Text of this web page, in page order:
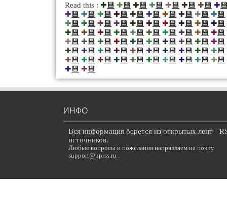
Read this : ✚💾 ✚💾 ✚💾 ✚💾 ✚💾 ✚💾 ✚💾 ✚
✚💾 ✚💾 ✚💾 ✚💾 ✚💾 ✚💾 ✚💾 ✚💾 ✚💾 ✚💾
✚💾 ✚💾 ✚💾 ✚💾 ✚💾 ✚💾 ✚💾 ✚💾 ✚💾 ✚💾
✚💾 ✚💾 ✚💾 ✚💾 ✚💾 ✚💾 ✚💾 ✚💾 ✚💾 ✚💾
✚💾 ✚💾 ✚💾 ✚💾 ✚💾 ✚💾 ✚💾 ✚💾 ✚💾 ✚💾
✚💾 ✚💾 ✚💾 ✚💾 ✚💾 ✚💾 ✚💾 ✚💾 ✚💾 ✚💾
✚💾 ✚💾 ✚💾 ✚💾 ✚💾 ✚💾 ✚💾 ✚💾 ✚💾 ✚💾
✚💾 ✚💾
ИНФО
Вся информация берется из открытых лент -
источников.
Любые вопросы и пожелания напрявляем на почту
support@uprss.ru .